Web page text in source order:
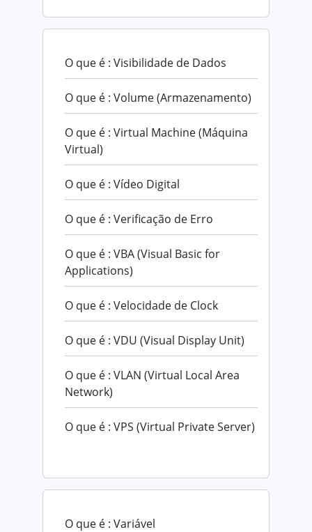
O que é : Visibilidade de Dados
O que é : Volume (Armazenamento)
O que é : Virtual Machine (Máquina
Virtual)
O que é : Vídeo Digital
O que é : Verificação de Erro
O que é : VBA (Visual Basic for
Applications)
O que é : Velocidade de Clock
O que é : VDU (Visual Display Unit)
O que é : VLAN (Virtual Local Area
Network)
O que é : VPS (Virtual Private Server)
O que é : Variável